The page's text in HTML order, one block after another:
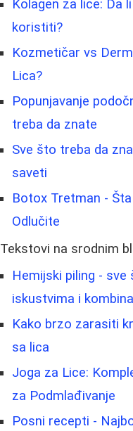
Kolagen za lice: Da
koristiti?
Kozmetičar vs
Lica?
Popunjavanje
treba da znate
Sve što treba da
saveti
Botox Tretman -
Odlučite
Tekstovi na srodnim
Hemijski piling -
iskustvima i
Kako brzo zarasiti
sa lica
Joga za Lice:
za Podmlađivanje
Posni recepti -